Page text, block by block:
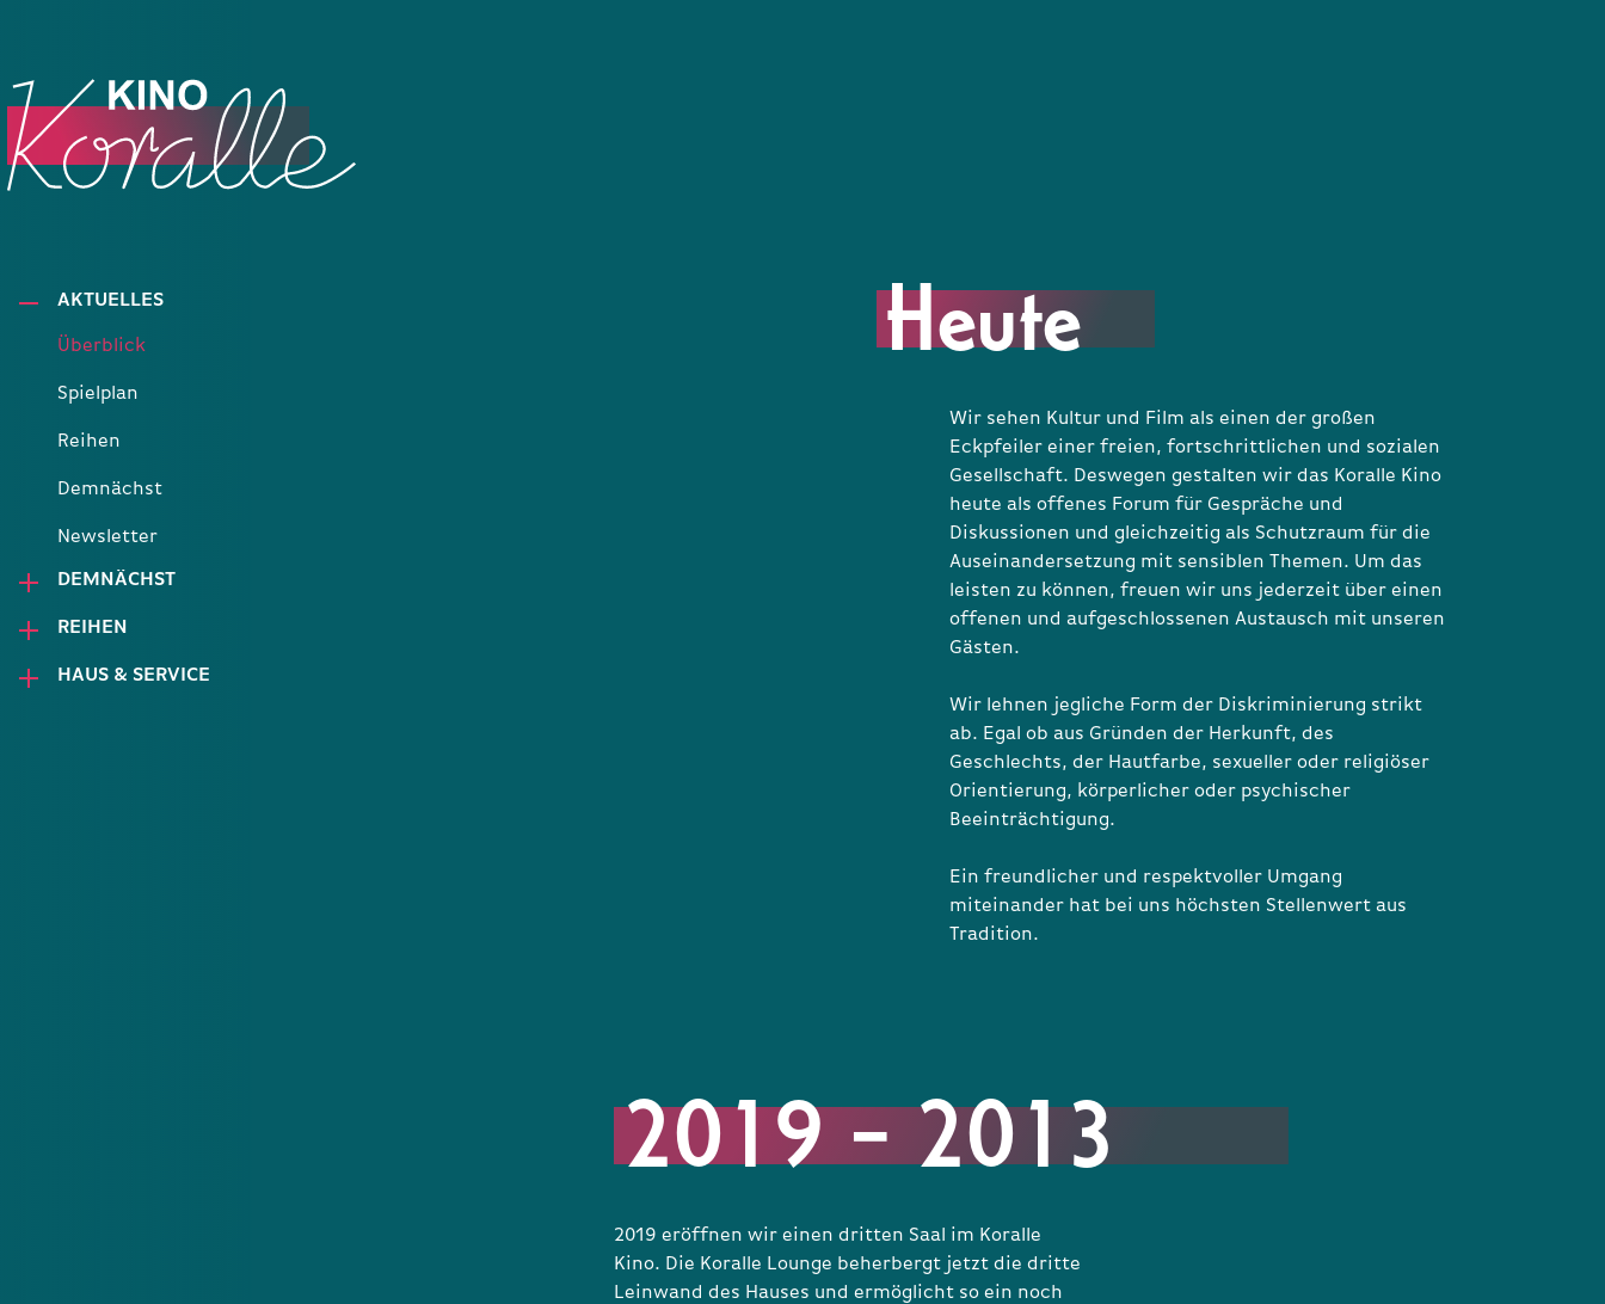
AKTUELLES
Überblick
Spielplan
Reihen
Demnächst
Newsletter
DEMNÄCHST
REIHEN
HAUS & SERVICE
Heute
Wir sehen Kultur und Film als einen der großen
Eckpfeiler einer freien, fortschrittlichen und sozialen
Gesellschaft. Deswegen gestalten wir das Koralle Kino
heute als offenes Forum für Gespräche und
Diskussionen und gleichzeitig als Schutzraum für die
Auseinandersetzung mit sensiblen Themen. Um das
leisten zu können, freuen wir uns jederzeit über einen
offenen und aufgeschlossenen Austausch mit unseren
Gästen.
Wir lehnen jegliche Form der Diskriminierung strikt
ab. Egal ob aus Gründen der Herkunft, des
Geschlechts, der Hautfarbe, sexueller oder religiöser
Orientierung, körperlicher oder psychischer
Beeinträchtigung.
Ein freundlicher und respektvoller Umgang
miteinander hat bei uns höchsten Stellenwert aus
Tradition.
2019 – 2013
2019 eröffnen wir einen dritten Saal im Koralle
Kino. Die Koralle Lounge beherbergt jetzt die dritte
Leinwand des Hauses und ermöglicht so ein noch